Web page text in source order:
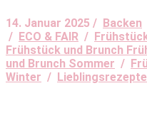
14. Januar 2025 / Backen
/ ECO & FAIR /
Frühstück und Brunch
und Brunch Sommer /
Winter /